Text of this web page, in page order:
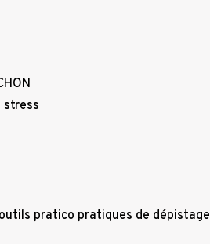
stress
pratico pratiques de